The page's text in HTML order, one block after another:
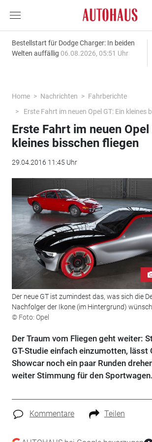
Bestellstart für Dodge Charger: In beiden
Welten auffällig 06.08.2026, 05:51 Uhr
Home Nachrichten
Fahrberichte
Erste Fahrt im neuen Opel GT: Ein kleines
Erste Fahrt im neuen Opel
kleines bisschen fliegen
29.04.2016 11:45 Uhr
Der neue GT ist zumindest das, was sich die
Nachfolger der Ikone (im Hintergrund)
© Foto: Opel
Der Traum vom Fliegen geht weiter:
GT-Studie einfach einzumotten, lässt
Showcar noch ein paar Runden
weiter Stimmung für den Sportwagen.
Kommentare Teilen